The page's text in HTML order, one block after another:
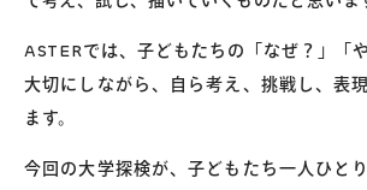
ASTERでは、子どもたちの「なぜ？」「
大切にしながら、自ら考え、挑戦し、表
ます。
今回の大学探検が、子どもたち一人ひと